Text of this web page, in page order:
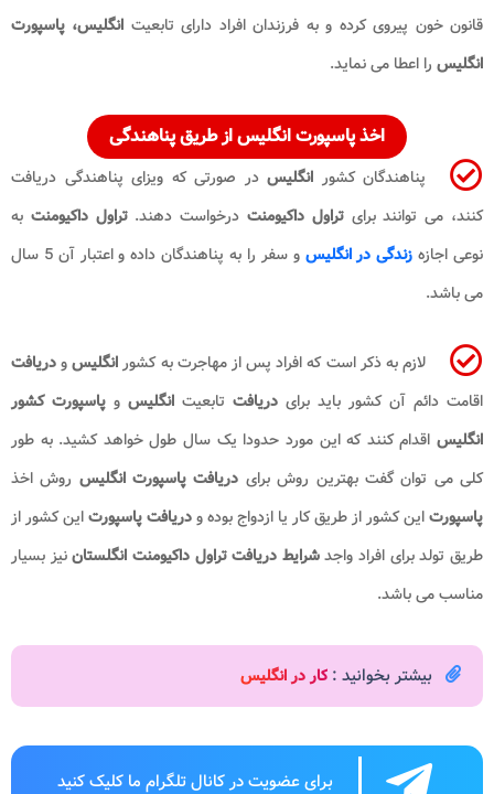
قانون خون پیروی کرده و به فرزندان افراد دارای تابعیت انگلیس، پاسپورت
انگلیس را اعطا می نماید.
اخذ پاسپورت انگلیس از طریق پناهندگی
پناهندگان کشور انگلیس در صورتی که ویزای پناهندگی دریافت
کنند، می توانند برایتراول داکیومنتدرخواست دهند.تراول داکیومنت به
نوعی اجازه زندگی در انگلیس
و سفر را به پناهندگان داده و اعتبار آن 5 سال
می باشد.
لازم به ذکر است که افراد پس از مهاجرت به کشورانگلیسودریافت
اقامت دائم آن کشور باید برای دریافت تابعیت انگلیس و پاسپورت کشور
انگلیس اقدام کنند که این مورد حدودا یک سال طول خواهد کشید. به طور
کلی می توان گفت بهترین روش برای دریافت پاسپورت انگلیس روش اخذ
پاسپورتاین کشور از طریق کار یا ازدواج بوده ودریافت پاسپورتاین کشور از
طریق تولد برای افراد واجدشرایط دریافت تراول داکیومنت انگلستاننیز بسیار
مناسب می باشد.
بیشتر بخوانید : کار در انگلیس
برای عضویت در کانال تلگرام ما کلیک کنید